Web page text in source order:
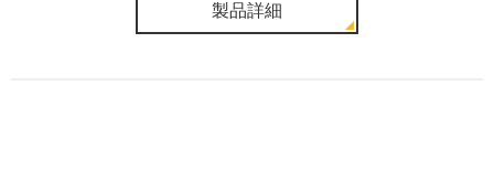
製品詳細